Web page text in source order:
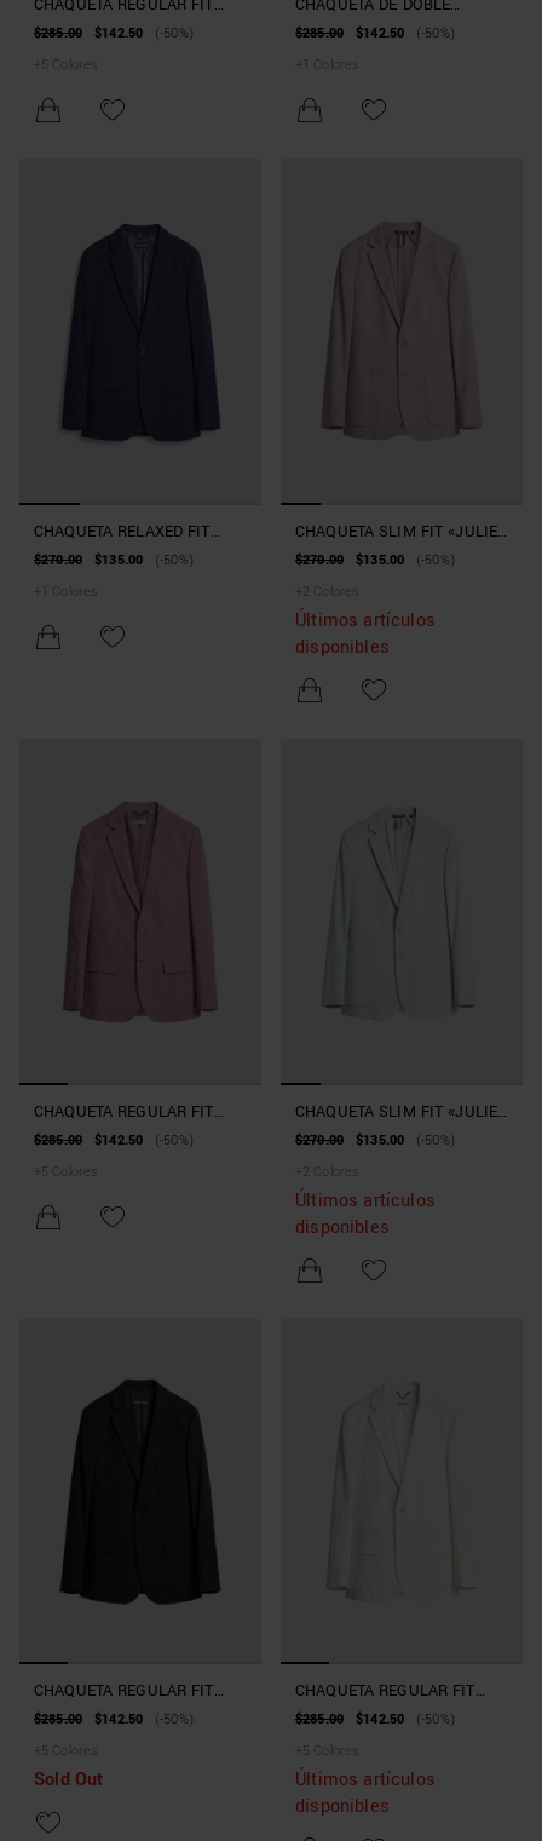
CHAQUETA REGULAR FIT
«LUIS» DE MEZCLA DE LINO
$285.00 $142.50
(-50%)
+ 5 Colores
CHAQUETA DE DOBLE
BOTONADURA REGULAR FIT
$285.00 $142.50
(-50%)
+
Colores
CHAQUETA RELAXED FIT
«EVAN» DE SARGA DE LINO
$270.00 $135.00
(-50%)
+
Colores
CHAQUETA SLIM FIT «JULIE»
DE VISCOSA ELÁSTICA SLUB
$270.00 $135.00
(-50%)
+ 2 Colores
Últimos artículos
disponibles
CHAQUETA REGULAR FIT
«LUIS» DE MEZCLA DE LINO
$285.00 $142.50
(-50%)
+ 5 Colores
CHAQUETA SLIM FIT «JULIE»
DE VISCOSA ELÁSTICA SLUB
$270.00 $135.00
(-50%)
+ 2 Colores
Últimos artículos
disponibles
CHAQUETA REGULAR FIT
«LUIS» DE MEZCLA DE LINO
$285.00 $142.50
(-50%)
+ 5 Colores
Sold Out
CHAQUETA REGULAR FIT
«LUIS» DE MEZCLA DE LINO
$285.00 $142.50
(-50%)
+ 5 Colores
Últimos artículos
disponibles